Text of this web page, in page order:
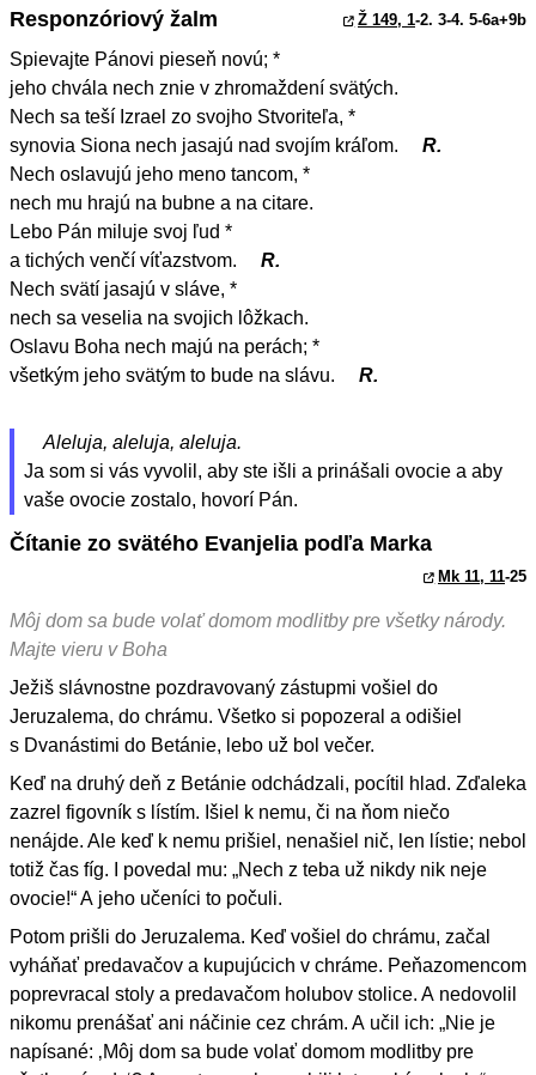
Responzóriový žalm Ž 149, 1-2. 3-4. 5-6a+9b
Spievajte Pánovi pieseň novú; *
jeho chvála nech znie v zhromaždení svätých.
Nech sa teší Izrael zo svojho Stvoriteľa, *
synovia Siona nech jasajú nad svojím kráľom.
R.
Nech oslavujú jeho meno tancom, *
nech mu hrajú na bubne a na citare.
Lebo Pán miluje svoj ľud *
a tichých venčí víťazstvom.
R.
Nech svätí jasajú v sláve, *
nech sa veselia na svojich lôžkach.
Oslavu Boha nech majú na perách; *
všetkým jeho svätým to bude na slávu.
R.
Aleluja, aleluja, aleluja.
Ja som si vás vyvolil, aby ste išli a prinášali ovocie a aby
vaše ovocie zostalo, hovorí Pán.
Čítanie zo svätého Evanjelia podľa Marka
Mk 11, 11-25
Môj dom sa bude volať domom modlitby pre všetky národy.
Majte vieru v Boha
Ježiš slávnostne pozdravovaný zástupmi vošiel do
Jeruzalema, do chrámu. Všetko si popozeral a odišiel
s Dvanástimi do Betánie, lebo už bol večer.
Keď na druhý deň z Betánie odchádzali, pocítil hlad. Zďaleka
zazrel figovník s lístím. Išiel k nemu, či na ňom niečo
nenájde. Ale keď k nemu prišiel, nenašiel nič, len lístie; nebol
totiž čas fíg. I povedal mu: „Nech z teba už nikdy nik neje
ovocie!“ A jeho učeníci to počuli.
Potom prišli do Jeruzalema. Keď vošiel do chrámu, začal
vyháňať predavačov a kupujúcich v chráme. Peňazomencom
poprevracal stoly a predavačom holubov stolice. A nedovolil
nikomu prenášať ani náčinie cez chrám. A učil ich: „Nie je
napísané: ‚Môj dom sa bude volať domom modlitby pre